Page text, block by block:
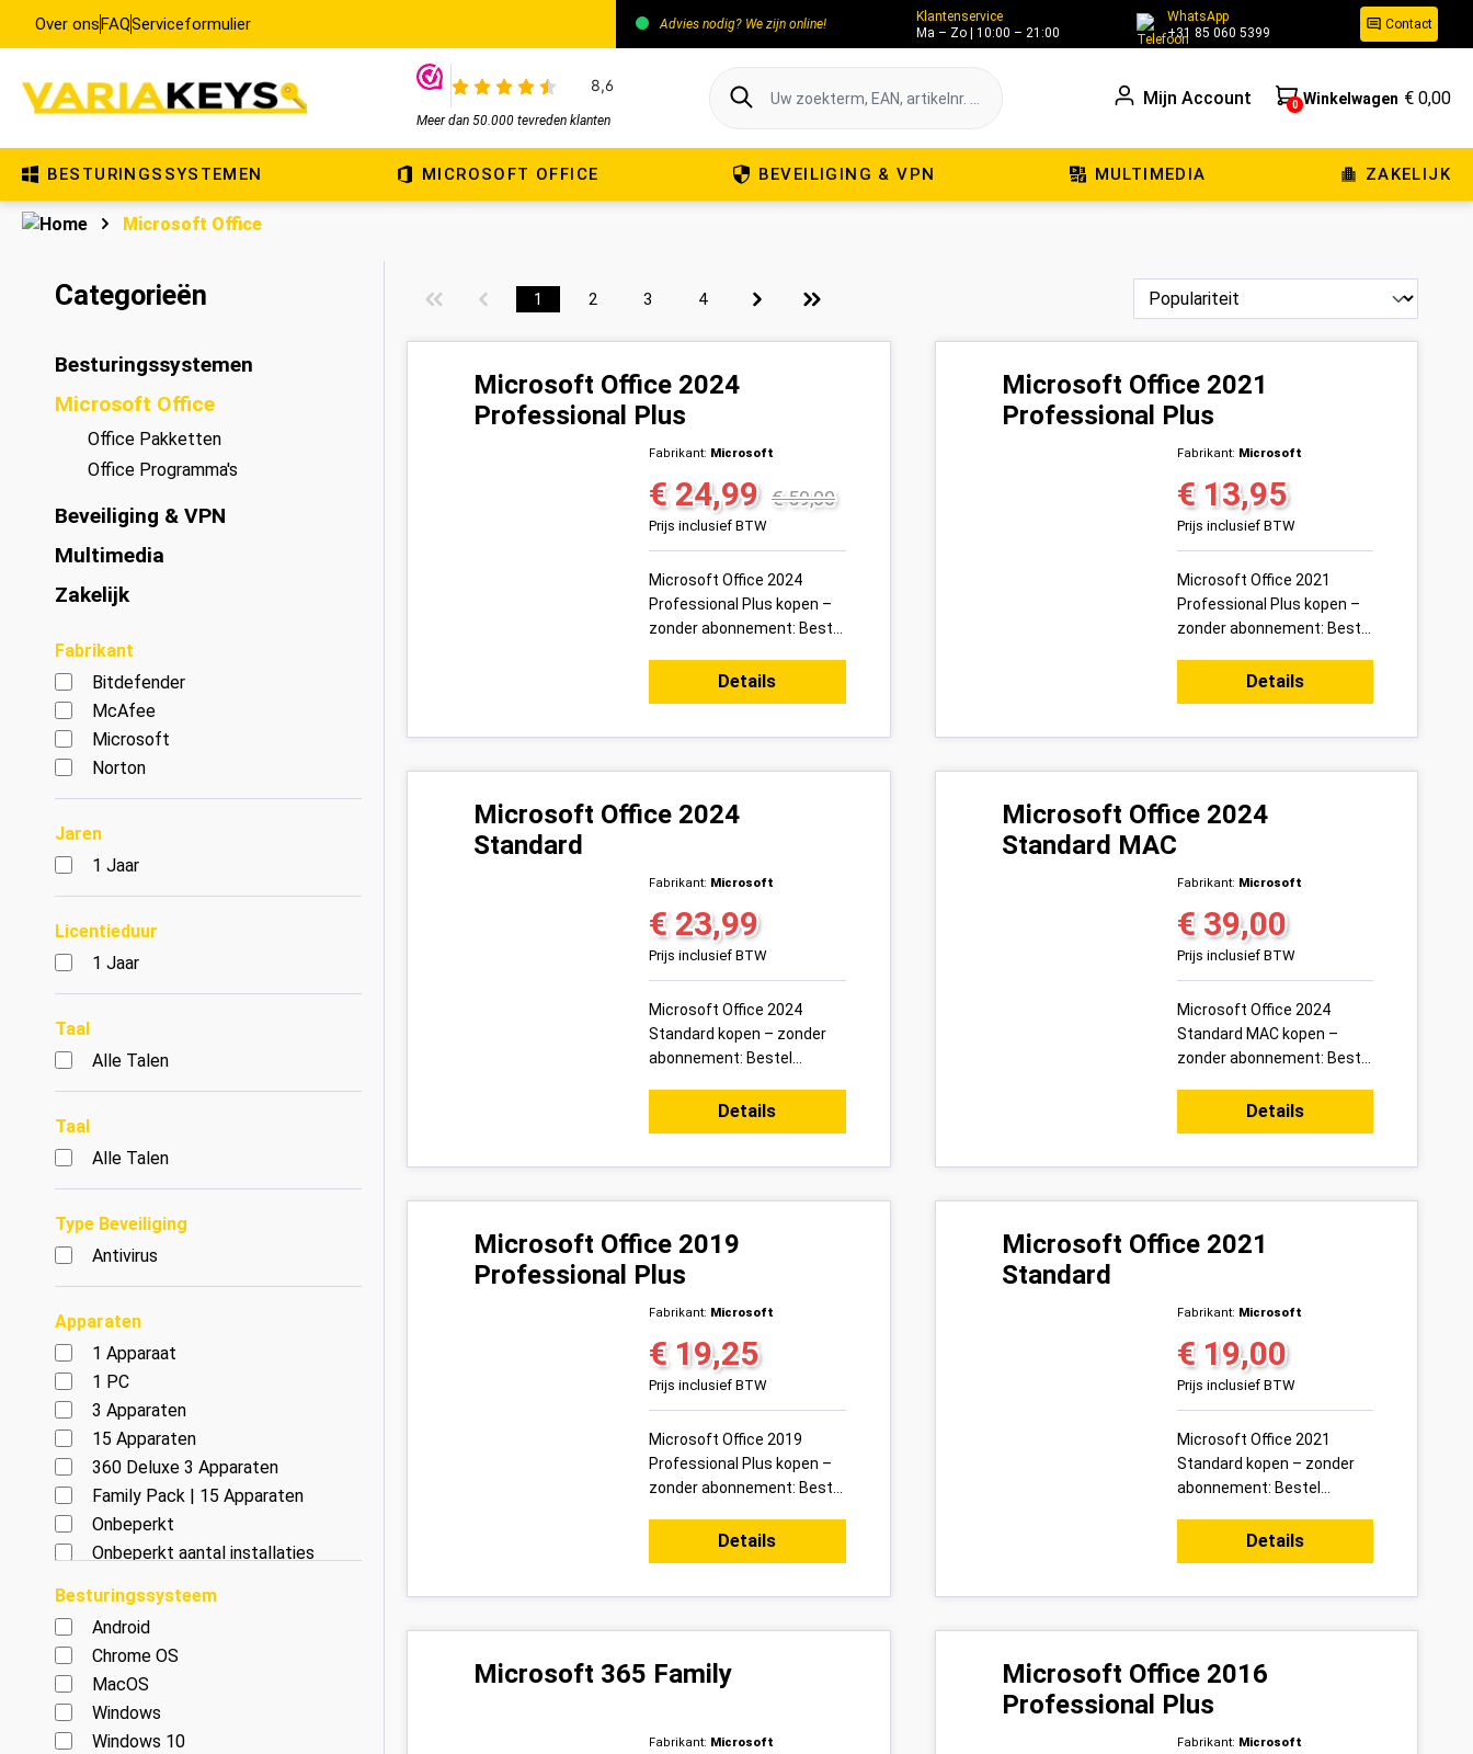
Ga naar de hoofdnavigatie
Over onsFAQServiceformulier Advies nodig? We zijn online!
Klantenservice
Ma – Zo | 10:00 – 21:00
WhatsApp
+31 85 060 5399
Contact
Meer dan 50.000 tevreden klanten
Mijn Account 0 Winkelwagen € 0,00
BESTURINGSSYSTEMEN MICROSOFT OFFICE BEVEILIGING & VPN MULTIMEDIA ZAKELIJK
Microsoft Office
Categorieën
Besturingssystemen
Microsoft Office
Office Pakketten
Office Programma's
Beveiliging & VPN
Multimedia
Zakelijk
Fabrikant
Bitdefender
McAfee
Microsoft
Norton
Jaren
1 Jaar
Licentieduur
1 Jaar
Taal
Alle Talen
Taal
Alle Talen
Type Beveiliging
Antivirus
Apparaten
1 Apparaat
1 PC
3 Apparaten
15 Apparaten
360 Deluxe 3 Apparaten
Family Pack | 15 Apparaten
Onbeperkt
Onbeperkt aantal installaties
Besturingssysteem
Android
Chrome OS
MacOS
Windows
Windows 10
Pagina
1 Pagina
2 Pagina
3 Pagina
4
Microsoft Office 2024
Professional Plus
Fabrikant: Microsoft
Verkoopprijs:
€ 24,99 Normale prijs:
€ 59,00
Prijs inclusief BTW
Microsoft Office 2024
Professional Plus kopen –
zonder abonnement: Bestel
Professional Plus
productsleutel voor 1 pc
Details
Microsoft Office 2021
Professional Plus
Fabrikant: Microsoft
Normale prijs:
€ 13,95
Prijs inclusief BTW
Microsoft Office 2021
Professional Plus kopen –
zonder abonnement: Bestel
Office 2021 Professional
Plus productsleutel voor 1
Details
Microsoft Office 2024
Standard
Fabrikant: Microsoft
Normale prijs:
€ 23,99
Prijs inclusief BTW
Microsoft Office 2024
Standard kopen – zonder
abonnement: Bestel
Office 2024 Standard
productsleutel voor 1 pc
Details
Microsoft Office 2024
Standard MAC
Fabrikant: Microsoft
Normale prijs:
€ 39,00
Prijs inclusief BTW
Microsoft Office 2024
Standard MAC kopen –
zonder abonnement: Bestel
Office 2024 Standard MAC
productsleutel voor 1 pc
Details
Microsoft Office 2019
Professional Plus
Fabrikant: Microsoft
Normale prijs:
€ 19,25
Prijs inclusief BTW
Microsoft Office 2019
Professional Plus kopen –
zonder abonnement: Bestel
Office 2019 Professional
Plus productsleutel voor 1
Details
Microsoft Office 2021
Standard
Fabrikant: Microsoft
Normale prijs:
€ 19,00
Prijs inclusief BTW
Microsoft Office 2021
Standard kopen – zonder
abonnement: Bestel
Office 2021 Standard
productsleutel voor 1 pc
Details
Microsoft 365 Family
Fabrikant: Microsoft
Microsoft Office 2016
Professional Plus
Fabrikant: Microsoft